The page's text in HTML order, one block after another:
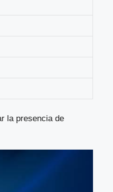
la presencia de